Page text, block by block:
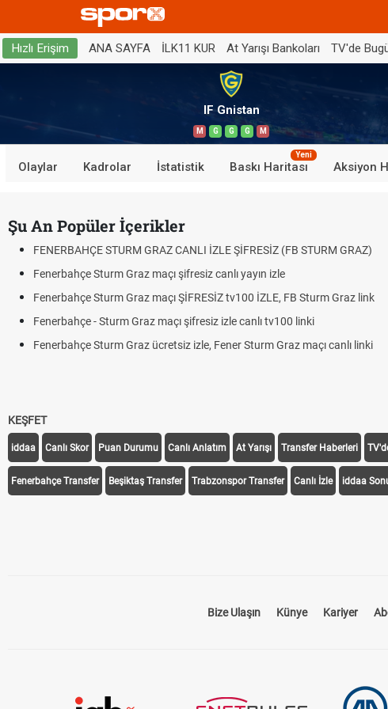
Hızlı Erişim ANA SAYFA İLK11 KUR At Yarışı Bankoları TV'de
IF Gnistan
M G G G M
Olaylar Kadrolar İstatistik Baskı Haritası
Yeni
Aksiyon
Şu An Popüler İçerikler
FENERBAHÇE STURM GRAZ CANLI İZLE ŞİFRESİZ (FB STURM GRAZ)
Fenerbahçe Sturm Graz maçı şifresiz canlı yayın izle
Fenerbahçe Sturm Graz maçı ŞİFRESİZ tv100 İZLE, FB Sturm Graz link
Fenerbahçe - Sturm Graz maçı şifresiz izle canlı tv100 linki
Fenerbahçe Sturm Graz ücretsiz izle, Fener Sturm Graz maçı canlı linki
KEŞFET
iddaa Canlı Skor Puan Durumu Canlı Anlatım At Yarışı Transfer Haberleri
Fenerbahçe Transfer Beşiktaş Transfer Trabzonspor Transfer Canlı İzle iddaa
Bize Ulaşın Künye Kariyer